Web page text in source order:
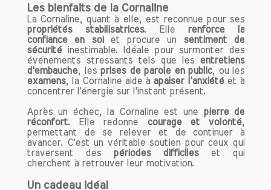
chaleur excessive.
Nos bracelets de lithothérapie en pierres
naturelles faits main sont bien plus qu'un
simple accessoire de mode. Ils sont un
véritable outil de bien-être, alliant
beauté et bénéfices psychologiques.
Que vous soyez novice en lithothérapie
ou un passionné, nos créations sauront
vous séduire et vous accompagner au
quotidien.
N'hésitez pas à explorer notre collection
et à trouver le bracelet qui résonne
avec votre énergie !
Les bienfaits de la Cornaline
La Cornaline, quant à elle, est reconnue pour ses
propriétés stabilisatrices. Elle renforce la
confiance en soiet procure un sentiment de
sécuritéinestimable. Idéale pour surmonter des
événements stressants tels que les entretiens
d'embauche, les prises de parole en public, ou les
examens, la Cornaline aide à apaiser l'anxiétéet à
concentrer l'énergie sur l'instant présent.
Après un échec, la Cornaline est une pierre de
réconfort. Elle redonne courage et volonté,
permettant de se relever et de continuer à
avancer. C'est un véritable soutien pour ceux qui
traversent des périodes difficileset qui
cherchent à retrouver leur motivation.
Un cadeau idéal